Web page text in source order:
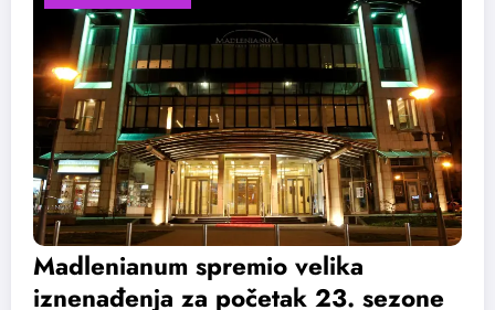
Madlenianum spremio velika
iznenađenja za početak 23. sezone